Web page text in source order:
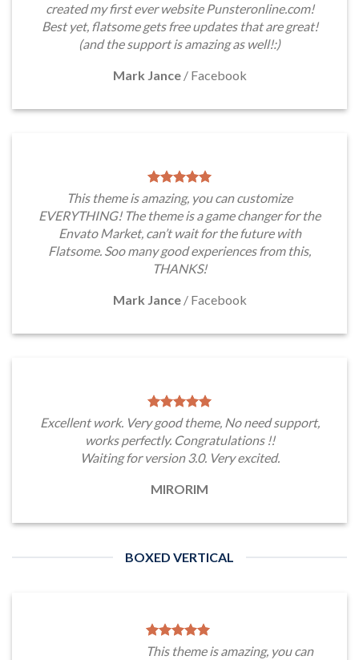
created my first ever website Punsteronline.com!
Best yet, flatsome gets free updates that are great!
(and the support is amazing as well!:)
Mark Jance / Facebook
This theme is amazing, you can customize
EVERYTHING! The theme is a game changer for the
Envato Market, can’t wait for the future with
Flatsome. Soo many good experiences from this,
THANKS!
Mark Jance / Facebook
Excellent work. Very good theme, No need support,
works perfectly. Congratulations !!
Waiting for version 3.0. Very excited.
MIRORIM
BOXED VERTICAL
This theme is amazing, you can